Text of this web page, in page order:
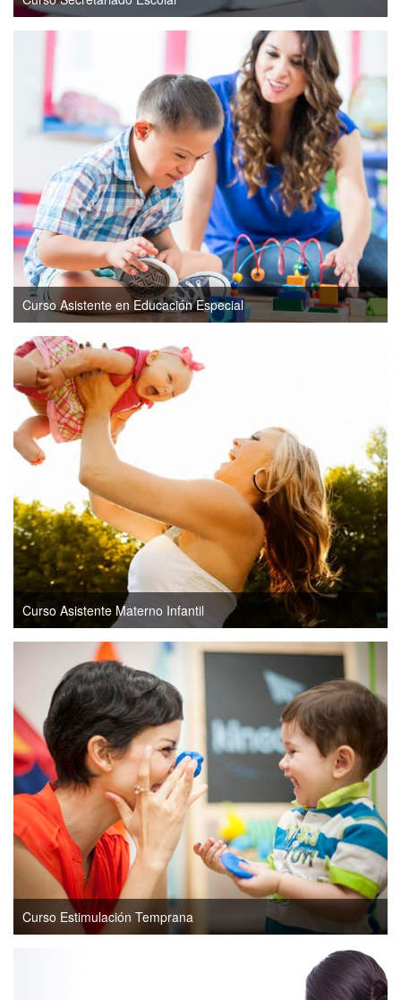
Curso Asistente en Educación Especial
Curso Asistente Materno Infantil
Curso Estimulación Temprana